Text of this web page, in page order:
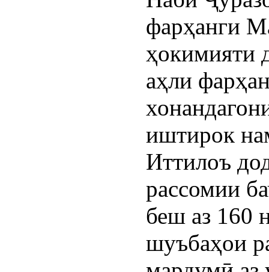
фарҳанги
ҳокимияти
аҳли
иштирок
Иттилоъ
рассомии
беш аз 160
шуъбаҳои